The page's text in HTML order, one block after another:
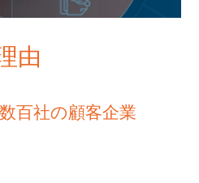
由
百社の顧客企業